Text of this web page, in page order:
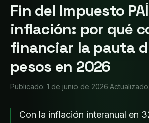
Fin del Impuesto
inflación: por qué
financiar la pauta
pesos en 2026
Publicado: 1 de junio de 2026·
Con la inflación interanual en